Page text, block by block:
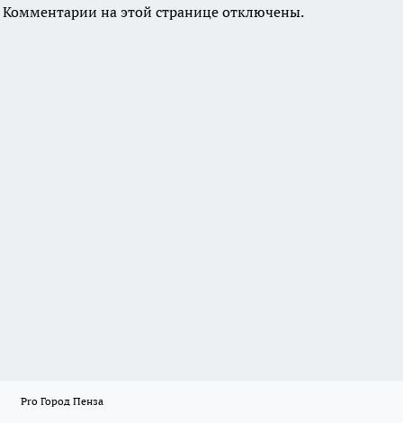
Комментарии на этой странице отключены.
Pro Город Пенза